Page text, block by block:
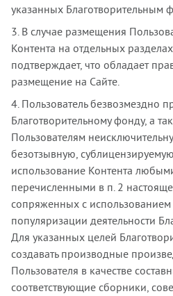
указанных Благотворительным
3. В случае размещения
Контента на отдельных
подтверждает, что обладает
размещение на Сайте.
4. Пользователь безвозмездно
Благотворительному фонду, а
Пользователям
безотзывную,
использование Контента
перечисленными в п. 2
сопряженных с использованием
популяризации деятельности
Для указанных целей
создавать производные
Пользователя в качестве
соответствующие сборники,